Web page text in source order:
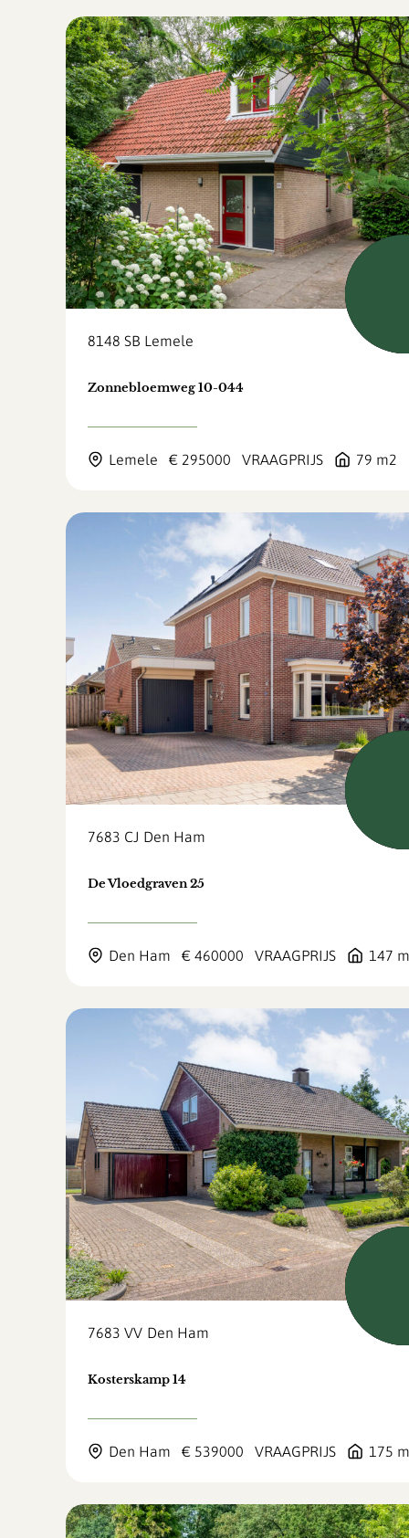
8148 SB Lemele
Zonnebloemweg 10-044
Lemele € 295000 VRAAGPRIJS 79 m2
7683 CJ Den Ham
De Vloedgraven 25
Den Ham € 460000 VRAAGPRIJS 147
7683 VV Den Ham
Kosterskamp 14
Den Ham € 539000 VRAAGPRIJS 175